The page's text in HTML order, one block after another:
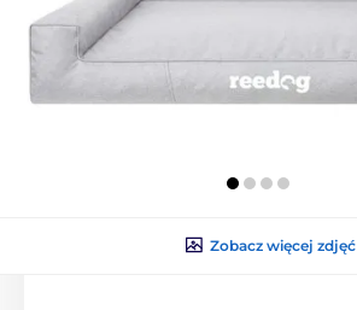
Zobacz więcej zdjęć